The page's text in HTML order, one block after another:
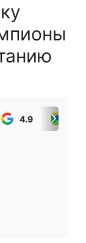
4.9